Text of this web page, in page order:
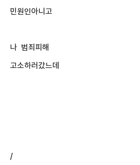
민원인아니고
나 범죄피해
고소하러갔느데
/